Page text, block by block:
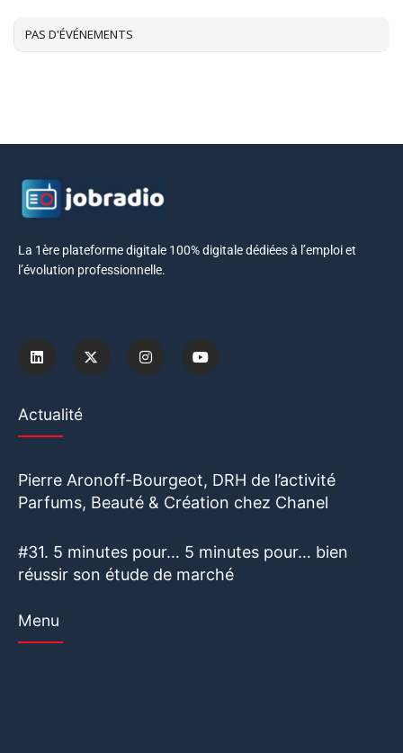
PAS D'ÉVÉNEMENTS
La 1ère plateforme digitale 100% digitale dédiées à l’emploi et
l’évolution professionnelle.
Actualité
Pierre Aronoff-Bourgeot, DRH de l’activité
Parfums, Beauté & Création chez Chanel
#31. 5 minutes pour… 5 minutes pour… bien
réussir son étude de marché
Menu